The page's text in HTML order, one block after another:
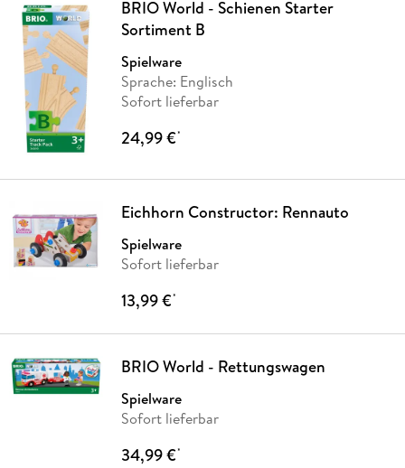
BRIO World - Schienen Starter
Sortiment B
Spielware
Sprache: Englisch
Sofort lieferbar
24,99 €*
Eichhorn Constructor: Rennauto
Spielware
Sofort lieferbar
13,99 €*
BRIO World - Rettungswagen
Spielware
Sofort lieferbar
34,99 €*